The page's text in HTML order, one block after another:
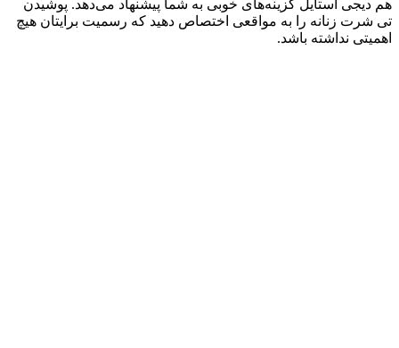
هم دیجی استایل گزینه‌های خوبی به شما پیشنهاد می‌دهد. پوشیدن
تی شرت زنانه را به مواقعی اختصاص دهید که رسمیت برایتان هیچ
اهمیتی نداشته باشد.